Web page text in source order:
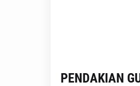
PENDAKIAN